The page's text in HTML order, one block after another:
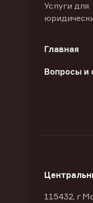
Услуги для
Главная
Вопросы и
115432, г